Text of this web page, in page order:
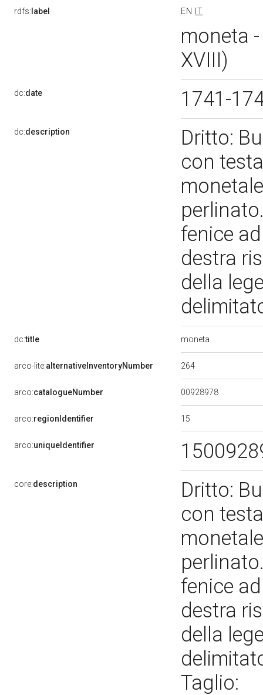
rdfs: label EN IT
moneta
XVIII)
dc:date 1741-
dc:description
Dritto:
con
fenice
destra
della
dc:title moneta
arco-lite:alternativeInventoryNumber 264
arco:catalogueNumber 00928978
arco:regionIdentifier 15
arco:uniqueIdentifier
core:description
Dritto:
con
fenice
destra
della
Taglio: